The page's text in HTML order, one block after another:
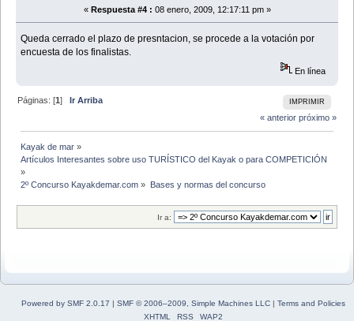
« Respuesta #4 : 08 enero, 2009, 12:17:11 pm »
Queda cerrado el plazo de presntacion, se procede a la votación por
encuesta de los finalistas.
En línea
IMPRIMIR
Páginas: [1]
Ir Arriba
« anterior próximo »
Kayak de mar »
Artículos Interesantes sobre uso TURÍSTICO del Kayak o para COMPETICIÓN
»
2º Concurso Kayakdemar.com » Bases y normas del concurso
Ir a:
Powered by SMF 2.0.17 SMF © 2006–2009, Simple Machines LLC| Terms and Policies
XHTML
RSS WAP2